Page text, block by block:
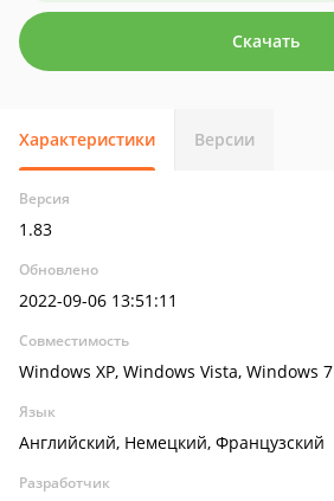
Скачать
Характеристики Версии
Версия
1.83
Обновлено
2022-09-06 13:51:11
Совместимость
Windows XP, Windows Vista, Windows 7
Язык
Английский, Немецкий, Французский
Разработчик